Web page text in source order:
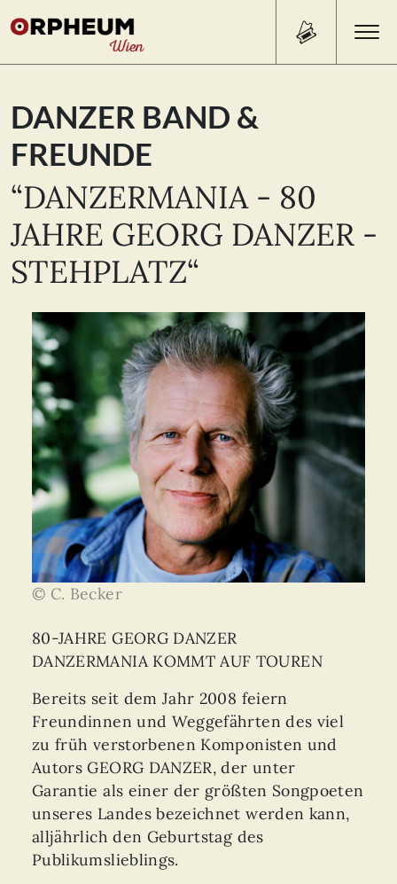
Search
for:
PROGRAMM/TICKETS
BEISL
KONTAKT
DANZER BAND &
FREUNDE
“DANZERMANIA - 80
JAHRE GEORG DANZER -
STEHPLATZ“
© C. Becker
80-JAHRE GEORG DANZER
DANZERMANIA KOMMT AUF TOUREN
Bereits seit dem Jahr 2008 feiern
Freundinnen und Weggefährten des viel
zu früh verstorbenen Komponisten und
Autors GEORG DANZER, der unter
Garantie als einer der größten Songpoeten
unseres Landes bezeichnet werden kann,
alljährlich den Geburtstag des
Publikumslieblings.